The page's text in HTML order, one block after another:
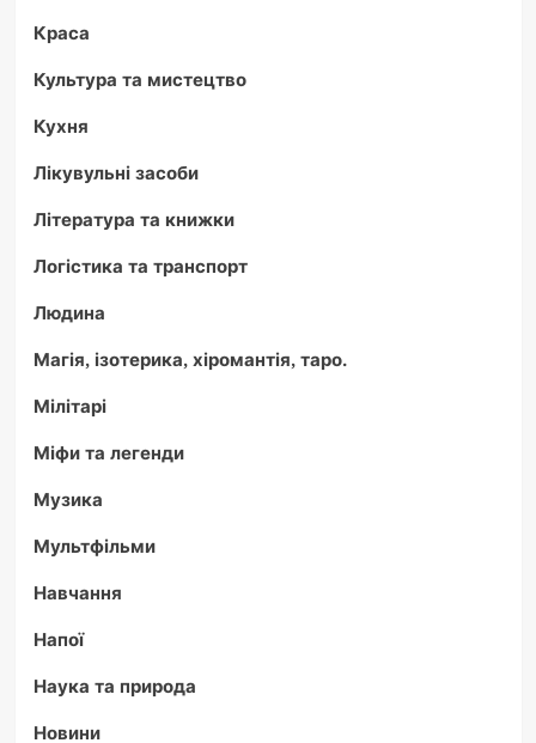
Краса
Культура та мистецтво
Кухня
Лікувульні засоби
Література та книжки
Логістика та транспорт
Людина
Магія, ізотерика, хіромантія, таро.
Мілітарі
Міфи та легенди
Музика
Мультфільми
Навчання
Напої
Наука та природа
Новини